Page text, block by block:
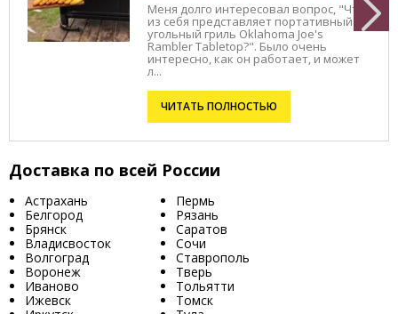
Меня долго интересовал вопрос, "Что
из себя представляет портативный
угольный гриль Oklahoma Joe's
Rambler Tabletop?". Было очень
интересно, как он работает, и может
л...
ЧИТАТЬ ПОЛНОСТЬЮ
Доставка по всей России
Астрахань
Белгород
Брянск
Владисвосток
Волгоград
Воронеж
Иваново
Ижевск
Пермь
Рязань
Саратов
Сочи
Ставрополь
Тверь
Тольятти
Томск